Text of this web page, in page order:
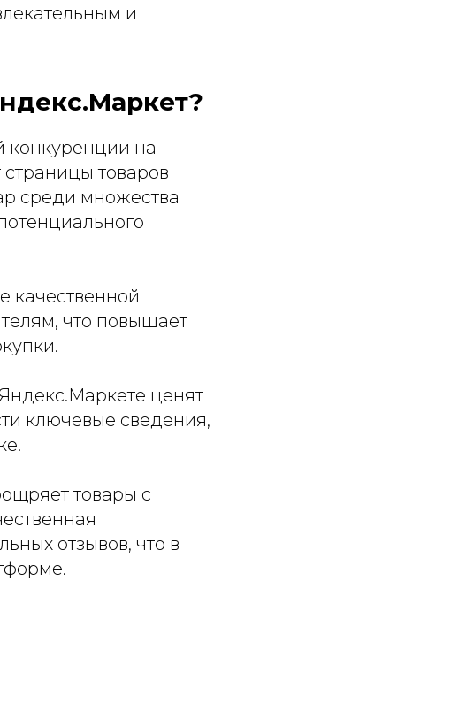
и
конкуренции на
товаров
среди множества
качественной
что повышает
ценят
ключевые сведения,
товары с
отзывов, что в